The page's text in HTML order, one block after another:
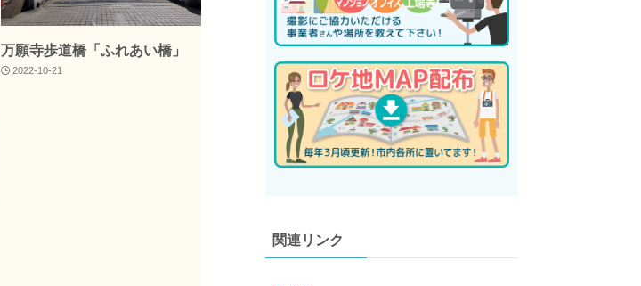
万願寺歩道橋「ふれあい橋」
2022-10-21
関連リンク